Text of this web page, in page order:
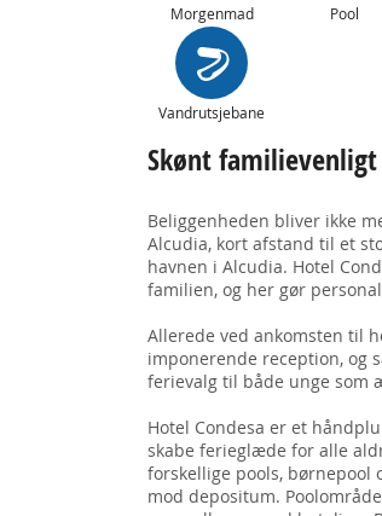
Morgenmad Pool
Vandrutsjebane
Skønt
Beliggenheden bliver ikke
Alcudia, kort afstand til et
havnen i Alcudia. Hotel
familien, og her gør
Allerede ved ankomsten til
imponerende reception, og
ferievalg til både unge som
Hotel Condesa er et
skabe ferieglæde for alle
forskellige pools, børnepool
mod depositum.